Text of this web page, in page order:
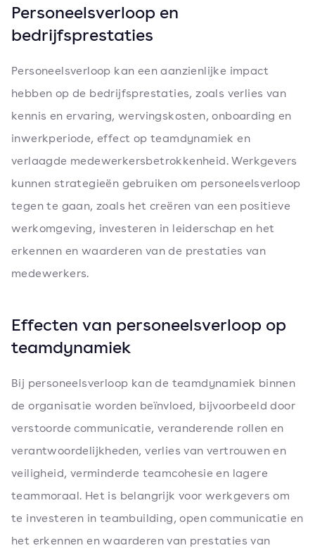
Personeelsverloop en
bedrijfsprestaties
Personeelsverloop kan een aanzienlijke impact
hebben op de bedrijfsprestaties, zoals verlies van
kennis en ervaring, wervingskosten, onboarding en
inwerkperiode, effect op teamdynamiek en
verlaagde medewerkersbetrokkenheid. Werkgevers
kunnen strategieën gebruiken om personeelsverloop
tegen te gaan, zoals het creëren van een positieve
werkomgeving, investeren in leiderschap en het
erkennen en waarderen van de prestaties van
medewerkers.
Effecten van personeelsverloop op
teamdynamiek
Bij personeelsverloop kan de teamdynamiek binnen
de organisatie worden beïnvloed, bijvoorbeeld door
verstoorde communicatie, veranderende rollen en
verantwoordelijkheden, verlies van vertrouwen en
veiligheid, verminderde teamcohesie en lagere
teammoraal. Het is belangrijk voor werkgevers om
te investeren in teambuilding, open communicatie en
het erkennen en waarderen van prestaties van